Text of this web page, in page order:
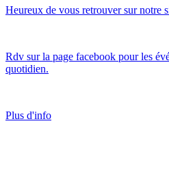
Heureux de vous retrouver sur notre
Rdv sur la page facebook pour les
quotidien.
Plus d'info